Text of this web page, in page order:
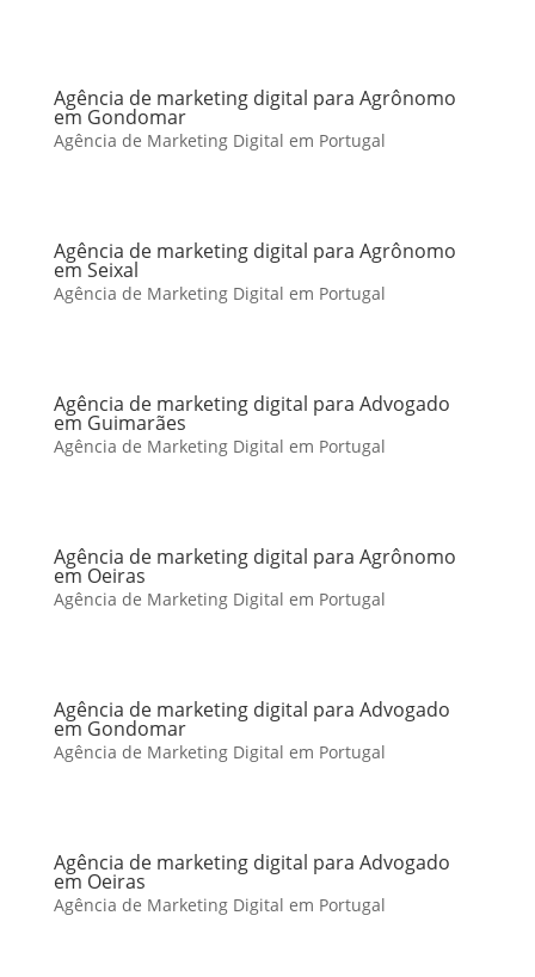
Agência de marketing digital para Agrônomo
em Gondomar
Agência de Marketing Digital em Portugal
Agência de marketing digital para Agrônomo
em Seixal
Agência de Marketing Digital em Portugal
Agência de marketing digital para Advogado
em Guimarães
Agência de Marketing Digital em Portugal
Agência de marketing digital para Agrônomo
em Oeiras
Agência de Marketing Digital em Portugal
Agência de marketing digital para Advogado
em Gondomar
Agência de Marketing Digital em Portugal
Agência de marketing digital para Advogado
em Oeiras
Agência de Marketing Digital em Portugal